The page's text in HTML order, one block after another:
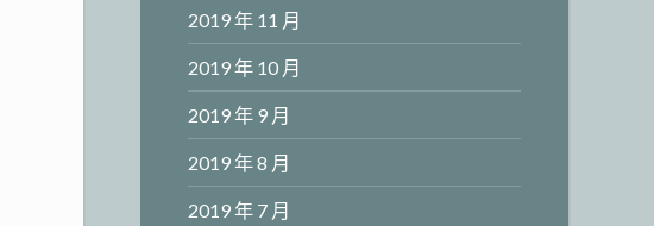
2019 年 11 月
2019 年 10 月
2019 年 9 月
2019 年 8 月
2019 年 7 月